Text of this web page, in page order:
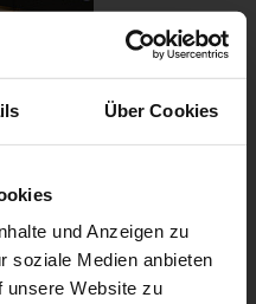
Über Cookies
und Anzeigen zu
soziale Medien anbieten
unsere Website zu